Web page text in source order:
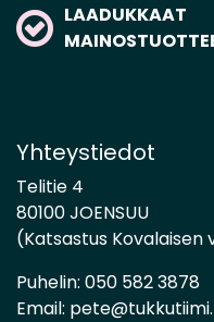
LAADUKKAAT
Yhteystiedot
Telitie 4
80100 JOENSUU
(Katsastus
Puhelin: 050 582 3878
Email: